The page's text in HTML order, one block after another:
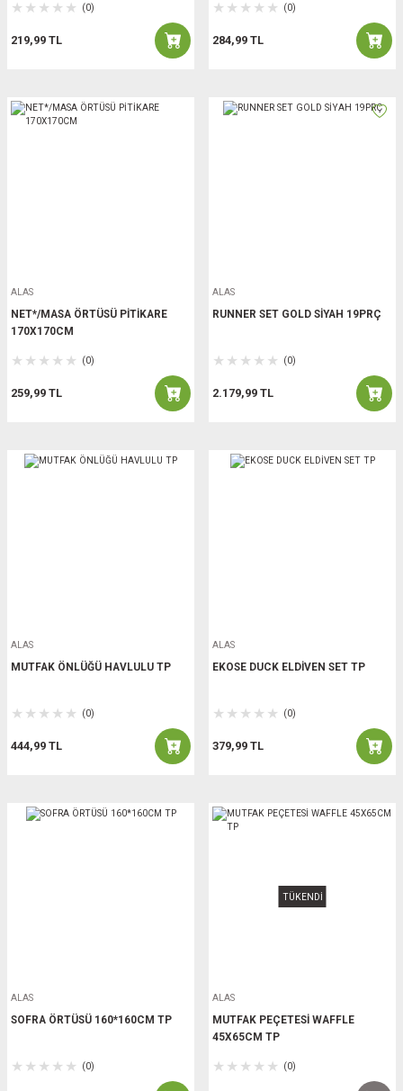
(0)
219,99 TL
(0)
284,99 TL
ALAS
NET*/MASA ÖRTÜSÜ PİTİKARE
170X170CM
(0)
259,99 TL
ALAS
RUNNER SET GOLD SİYAH 19PRÇ
(0)
2.179,99 TL
ALAS
MUTFAK ÖNLÜĞÜ HAVLULU TP
(0)
444,99 TL
ALAS
EKOSE DUCK ELDİVEN SET TP
(0)
379,99 TL
ALAS
SOFRA ÖRTÜSÜ 160*160CM TP
(0)
TÜKENDİ
ALAS
MUTFAK PEÇETESİ WAFFLE
45X65CM TP
(0)